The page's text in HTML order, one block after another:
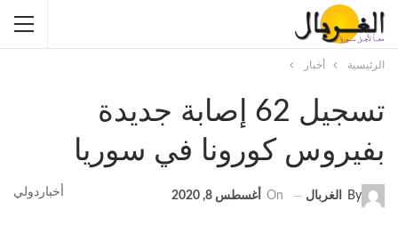
الرئيسية أخبار
تسجيل 62 إصابة جديدة
بفيروس كورونا في سوريا
أخبار دولي By الغربال On أغسطس 8, 2020